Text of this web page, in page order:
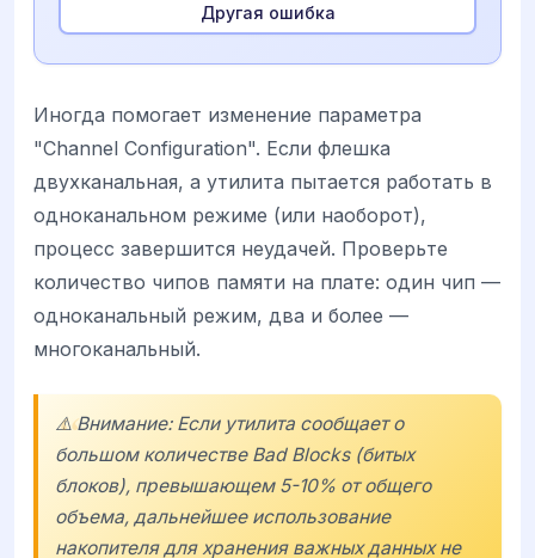
Другая ошибка
Иногда помогает изменение параметра
"Channel Configuration". Если флешка
двухканальная, а утилита пытается работать в
одноканальном режиме (или наоборот),
процесс завершится неудачей. Проверьте
количество чипов памяти на плате: один чип —
одноканальный режим, два и более —
многоканальный.
⚠️ Внимание: Если утилита сообщает о
большом количестве Bad Blocks (битых
блоков), превышающем 5-10% от общего
объема, дальнейшее использование
накопителя для хранения важных данных не